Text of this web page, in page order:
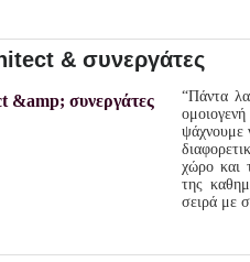
& συνεργάτες
“Πάντα
ψάχνουμε
χώρο και
της
σειρά με